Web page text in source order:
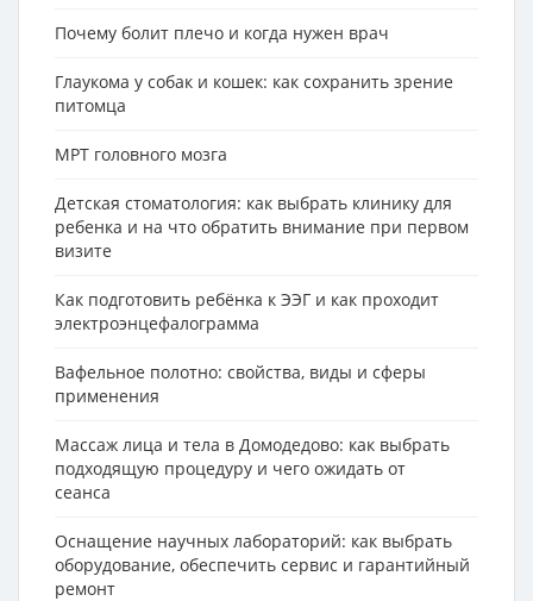
Почему болит плечо и когда нужен врач
Глаукома у собак и кошек: как сохранить зрение
питомца
МРТ головного мозга
Детская стоматология: как выбрать клинику для
ребенка и на что обратить внимание при первом
визите
Как подготовить ребёнка к ЭЭГ и как проходит
электроэнцефалограмма
Вафельное полотно: свойства, виды и сферы
применения
Массаж лица и тела в Домодедово: как выбрать
подходящую процедуру и чего ожидать от
сеанса
Оснащение научных лабораторий: как выбрать
оборудование, обеспечить сервис и гарантийный
ремонт